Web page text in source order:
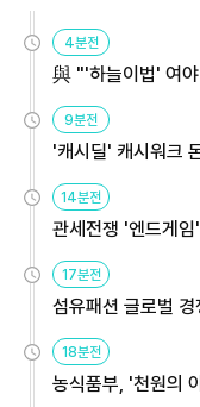
4분전
與 "'하늘이법' 여
9분전
'캐시딜' 캐시워크
14분전
관세전쟁 '엔드게
17분전
섬유패션 글로벌
18분전
농식품부, '천원의